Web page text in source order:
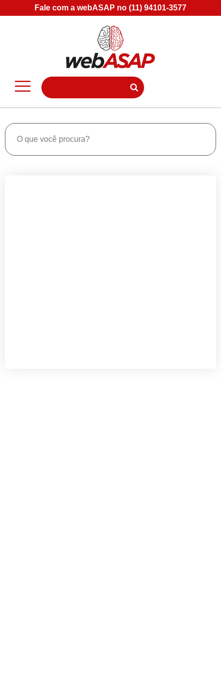
Fale com a webASAP no (11) 94101-3577